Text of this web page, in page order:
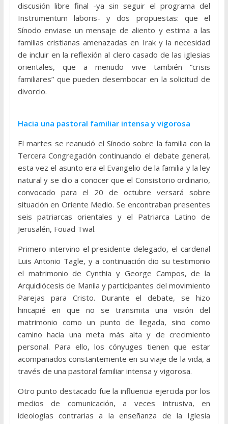
discusión libre final -ya sin seguir el programa del
Instrumentum laboris- y dos propuestas: que el
Sínodo enviase un mensaje de aliento y estima a las
familias cristianas amenazadas en Irak y la necesidad
de incluir en la reflexión al clero casado de las iglesias
orientales, que a menudo vive también “crisis
familiares” que pueden desembocar en la solicitud de
divorcio.
Hacia una pastoral familiar intensa y vigorosa
El martes se reanudó el Sínodo sobre la familia con la
Tercera Congregación continuando el debate general,
esta vez el asunto era el Evangelio de la familia y la ley
natural y se dio a conocer que el Consistorio ordinario,
convocado para el 20 de octubre versará sobre
situación en Oriente Medio. Se encontraban presentes
seis patriarcas orientales y el Patriarca Latino de
Jerusalén, Fouad Twal.
Primero intervino el presidente delegado, el cardenal
Luis Antonio Tagle, y a continuación dio su testimonio
el matrimonio de Cynthia y George Campos, de la
Arquidiócesis de Manila y participantes del movimiento
Parejas para Cristo. Durante el debate, se hizo
hincapié en que no se transmita una visión del
matrimonio como un punto de llegada, sino como
camino hacia una meta más alta y de crecimiento
personal. Para ello, los cónyuges tienen que estar
acompañados constantemente en su viaje de la vida, a
través de una pastoral familiar intensa y vigorosa.
Otro punto destacado fue la influencia ejercida por los
medios de comunicación, a veces intrusiva, en
ideologías contrarias a la enseñanza de la Iglesia